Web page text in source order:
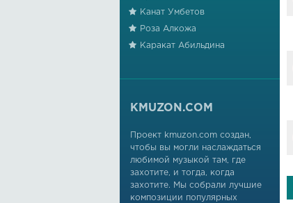
Канат Умбетов
Роза Алкожа
Каракат Абильдина
KMUZON.COM
Проект kmuzon.com создан,
чтобы вы могли наслаждаться
любимой музыкой там, где
захотите, и тогда, когда
захотите. Мы собрали лучшие
композиции популярных